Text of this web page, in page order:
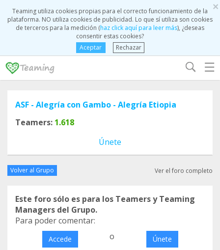
×
Teaming utiliza cookies propias para el correcto funcionamiento de la
plataforma. NO utiliza cookies de publicidad. Lo que sí utiliza son cookies
de terceros para la medición (haz click aquí para leer más), ¿deseas
consentir estas cookies?
Aceptar
Rechazar
☰
ASF - Alegría con Gambo - Alegría Etiopia
Teamers: 1.618
Únete
Volver al Grupo Ver el foro completo
Este foro sólo es para los Teamers y Teaming
Managers del Grupo.
Para poder comentar:
Accede o Únete